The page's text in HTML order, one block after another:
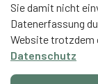
Sie damit nicht
Datenerfassung
Website trotzdem
Datenschutz
EHSM